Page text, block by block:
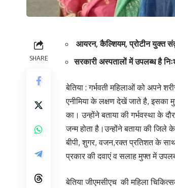
SHARE
आयरन, कैल्शियम, प्रोटीन युक्त
सरकारी अस्पतालों में उपलब्ध है
बेतिया : गर्भवती महिलाओं को अपने
एनीमिया के लक्षण देखें जाते है, इसका
का। उन्होंने बताया की गर्भवस्था के
जन्म होता है।उन्होंने बताया की जिले
बीपी, शुगर, वजन,रक्त प्रतिशत के
प्रकार की दवाएं व सलाह मुफ्त में
बेतिया जीएमसीएच की महिला